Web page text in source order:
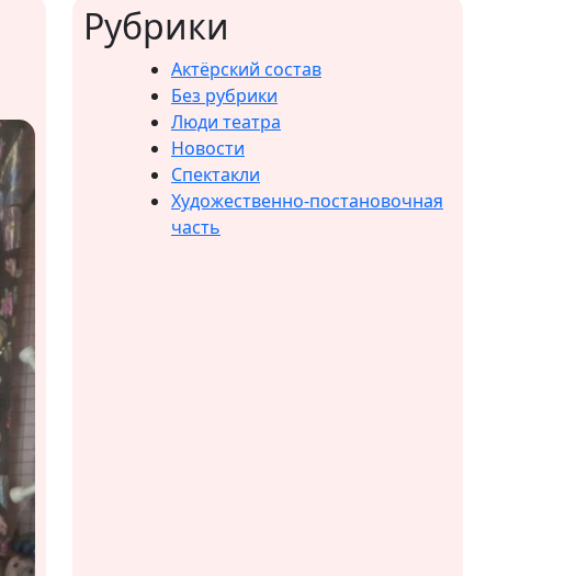
Рубрики
Актёрский состав
Без рубрики
Люди театра
Новости
Спектакли
Художественно-постановочная
часть